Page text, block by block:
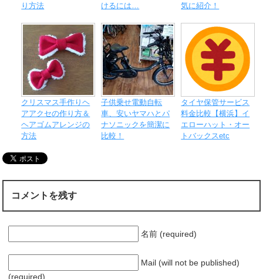
り方法
けるには…
気に紹介！
クリスマス手作りヘ
アアクセの作り方＆
ヘアゴムアレンジの
方法
子供乗せ電動自転
車、安いヤマハとパ
ナソニックを簡潔に
比較！
タイヤ保管サービス
料金比較【横浜】イ
エローハット・オー
トバックスetc
コメントを残す
名前 (required)
Mail (will not be published)
(required)